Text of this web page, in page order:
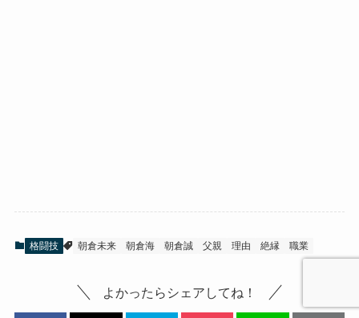
格闘技 朝倉未来 朝倉海 朝倉誠 父親 理由 絶縁 職業
よかったらシェアしてね！